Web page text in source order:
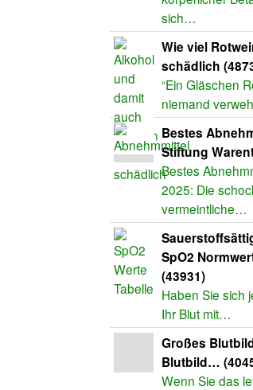
sich…
Wie viel
schädlich
“Ein Gläschen
niemand
Bestes
Stiftung
Bestes
2025: Die
vermeintliche…
SpO2
(43931)
Haben Sie sich
Ihr Blut mit…
Großes
Blutbild…
Wenn Sie das